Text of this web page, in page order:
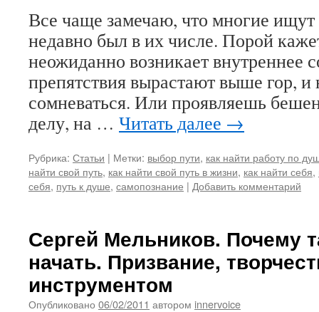
Все чаще замечаю, что многие ищут
недавно был в их числе. Порой
неожиданно возникает внутреннее
препятствия вырастают выше гор,
сомневаться. Или проявляешь
делу, на … Читать далее →
Рубрика: Статьи | Метки: выбор пути, как найти работу по
найти свой путь, как найти свой путь в жизни, как найти себя,
себя, путь к душе, самопознание | Добавить комментарий
Сергей Мельников. Почему
начать. Призвание,
инструментом
Опубликовано 06/02/2011 автором innervoice